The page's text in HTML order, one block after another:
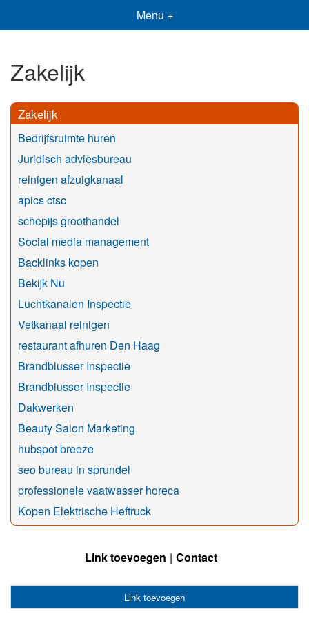
Menu +
Zakelijk
Zakelijk
Bedrijfsruimte huren
Juridisch adviesbureau
reinigen afzuigkanaal
apics ctsc
schepijs groothandel
Social media management
Backlinks kopen
Bekijk Nu
Luchtkanalen Inspectie
Vetkanaal reinigen
restaurant afhuren Den Haag
Brandblusser Inspectie
Brandblusser Inspectie
Dakwerken
Beauty Salon Marketing
hubspot breeze
seo bureau in sprundel
professionele vaatwasser horeca
Kopen Elektrische Heftruck
Link toevoegen Contact
Link toevoegen